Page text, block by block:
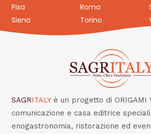
Pisa
Roma
Siena
Torino
SAGRITALY è un progetto di ORIGAMI
comunicazione e casa editrice
enogastronomia, ristorazione ed